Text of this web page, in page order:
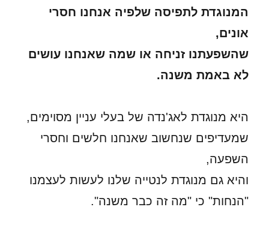
המנוגדת לתפיסה שלפיה אנחנו חסרי
אונים,
שהשפעתנו זניחה או שמה שאנחנו עושים
לא באמת משנה.
היא מנוגדת לאג'נדה של בעלי עניין מסוימים,
שמעדיפים שנחשוב שאנחנו חלשים וחסרי
השפעה,
והיא גם מנוגדת לנטייה שלנו לעשות לעצמנו
"הנחות" כי "מה זה כבר משנה".